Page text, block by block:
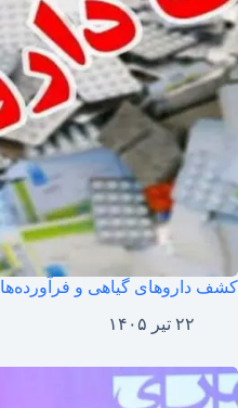
کشف داروهای گیاهی و
۲۲ تیر ۱۴۰۵